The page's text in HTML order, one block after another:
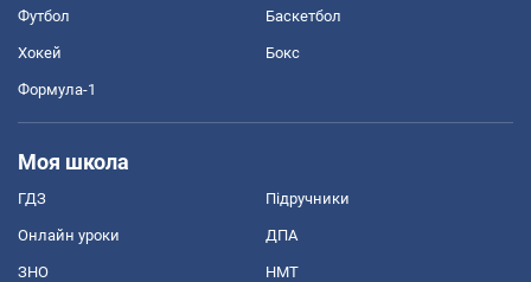
Футбол Баскетбол
Хокей Бокс
Формула-1
Моя школа
ГДЗ Підручники
Онлайн уроки ДПА
ЗНО НМТ